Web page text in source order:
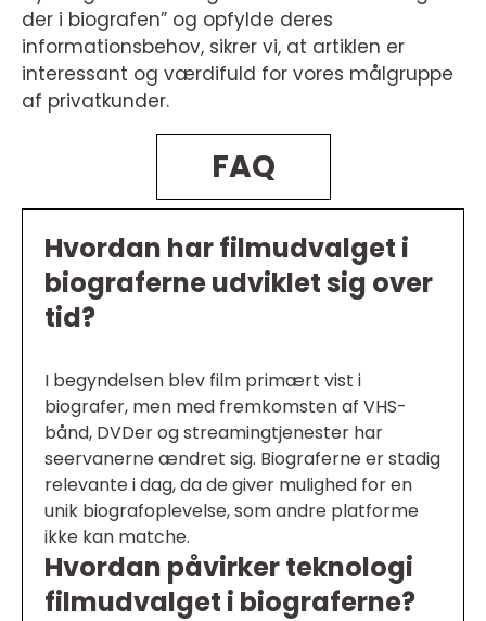
der i biografen” og opfylde deres
informationsbehov, sikrer vi, at artiklen er
interessant og værdifuld for vores målgruppe
af privatkunder.
FAQ
Hvordan har filmudvalget i
biograferne udviklet sig over
tid?
I begyndelsen blev film primært vist i
biografer, men med fremkomsten af VHS-
bånd, DVDer og streamingtjenester har
seervanerne ændret sig. Biograferne er stadig
relevante i dag, da de giver mulighed for en
unik biografoplevelse, som andre platforme
ikke kan matche.
Hvordan påvirker teknologi
filmudvalget i biograferne?